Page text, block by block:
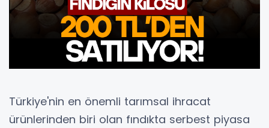
Türkiye'nin en önemli tarımsal ihracat
ürünlerinden biri olan fındıkta serbest piyasa